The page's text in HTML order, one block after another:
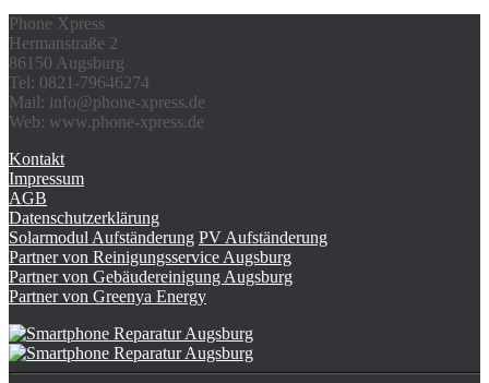
Phone Xpress
Hermanstraße 2
86150 Augsburg
Tel: 0821-79646274
Mail: info@phone-xpress.de
Web: www.phone-xpress.de
Kontakt
Impressum
AGB
Datenschutzerklärung
Solarmodul Aufständerung PV Aufständerung
Partner von Reinigungsservice Augsburg
Partner von Gebäudereinigung Augsburg
Partner von Greenya Energy